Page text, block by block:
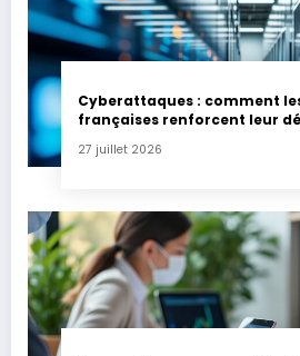
Cyberattaques : comment
françaises renforcent leur
27 juillet 2026